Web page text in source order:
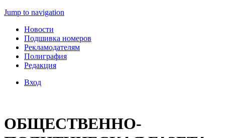
Jump to navigation
Новости
Подшивка номеров
Рекламодателям
Полиграфия
Редакция
Вход
ОБЩЕСТВЕННО-